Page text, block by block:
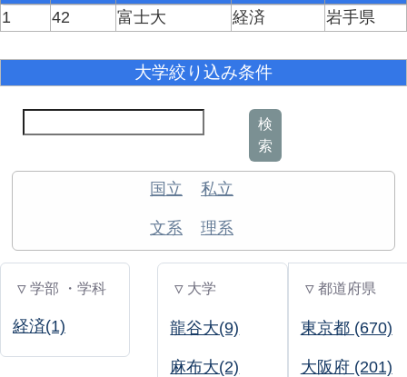
1 42 富士大 経済 岩手県
大学絞り込み条件
検
索
国立 私立
文系 理系
▽ 学部 ・学科
経済(1)
▽ 大学
龍谷大(9)
麻布大(2)
▽ 都道府県
東京都 (670)
大阪府 (201)